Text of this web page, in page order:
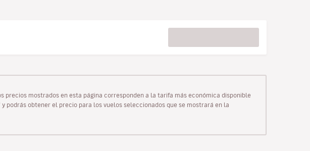
precios mostrados en esta página corresponden a la tarifa más económica disponible
podrás obtener el precio para los vuelos seleccionados que se mostrará en la